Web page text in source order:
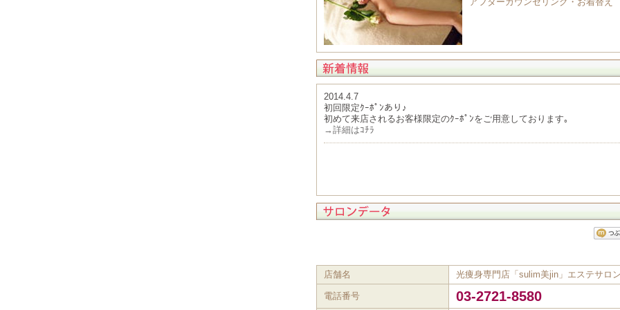
2014.4.7
初回限定ｸｰﾎﾟﾝあり♪
初めて来店されるお客様限定のｸｰﾎﾟﾝをご用意しております｡
→詳細はｺﾁﾗ
店舗名 光痩身専門店「sulim美jin」エステサロ
電話番号 03-2721-8580